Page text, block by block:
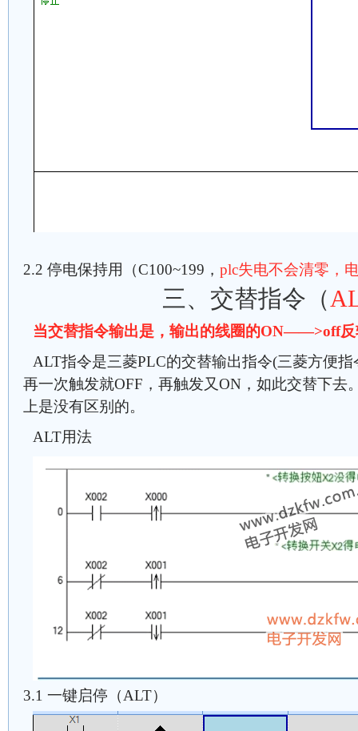
2.2 停电保持用（C100~199， plc失电不会清零，
三、交替指令（
当交替指令输出是，输出的线圈的ON——>off反
ALT指令是三菱PLC的交替输出指令(三菱方便
再一次触发就OFF，再触发又ON，如此交替下去
上是没有区别的。
ALT用法
3.1 一键启停（ALT）